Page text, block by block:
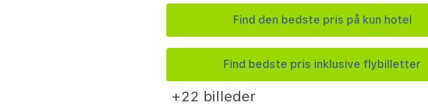
Find den bedste pris på kun hotel
Find bedste pris inklusive flybilletter
+22 billeder